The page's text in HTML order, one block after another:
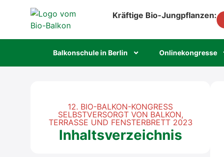
Kräftige Bio-Jungpflanzen:
Bal­kon­schu­le in Ber­lin Online­kon­gres­se
12. BIO-BALKON-KONGRESS
SELBSTVERSORGT VON BALKON,
TERRASSE UND FENSTERBRETT 2023
Inhaltsverzeichnis